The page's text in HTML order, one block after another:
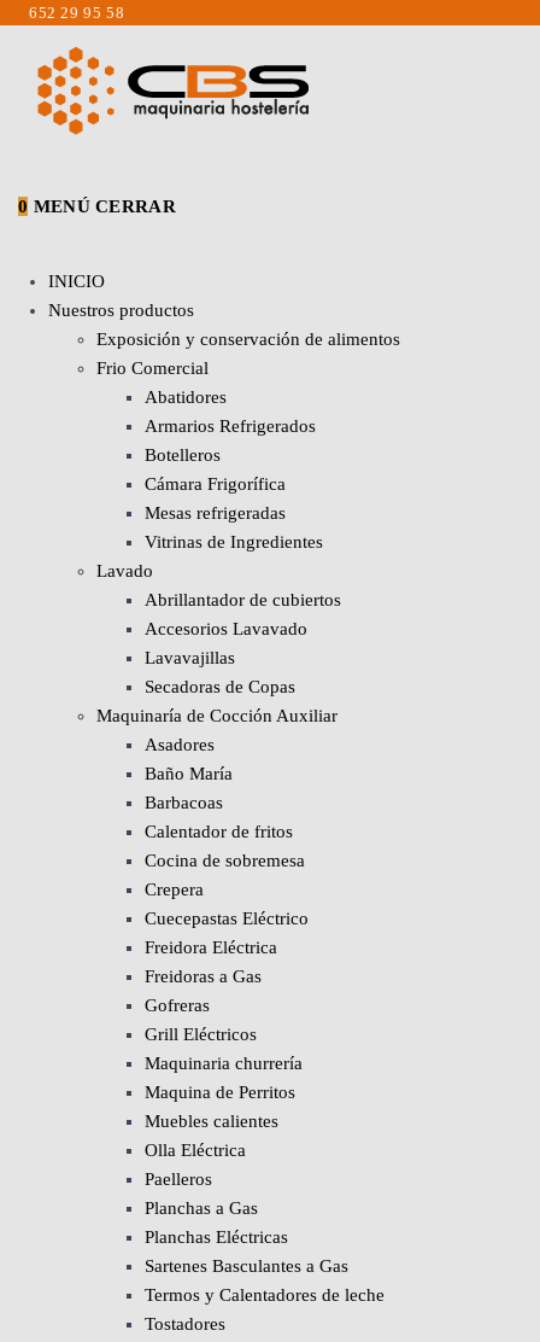
Saltar
contenido
652 29 95 58
0 MENÚ CERRAR
INICIO
Nuestros productos
Exposición y conservación de alimentos
Frio Comercial
Abatidores
Armarios Refrigerados
Botelleros
Cámara Frigorífica
Mesas refrigeradas
Vitrinas de Ingredientes
Lavado
Abrillantador de cubiertos
Accesorios Lavavado
Lavavajillas
Secadoras de Copas
Maquinaría de Cocción Auxiliar
Asadores
Baño María
Barbacoas
Calentador de fritos
Cocina de sobremesa
Crepera
Cuecepastas Eléctrico
Freidora Eléctrica
Freidoras a Gas
Gofreras
Grill Eléctricos
Maquinaria churrería
Maquina de Perritos
Muebles calientes
Olla Eléctrica
Paelleros
Planchas a Gas
Planchas Eléctricas
Sartenes Basculantes a Gas
Termos y Calentadores de leche
Tostadores